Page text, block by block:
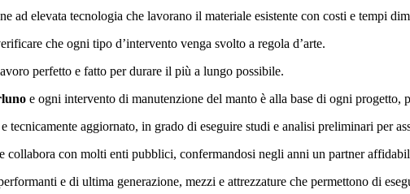
ad elevata tecnologia che lavorano il materiale esistente con costi e tempi
che ogni tipo d’intervento venga svolto a regola d’arte.
perfetto e fatto per durare il più a lungo possibile.
e ogni intervento di manutenzione del manto è alla base di ogni progetto,
tecnicamente aggiornato, in grado di eseguire studi e analisi preliminari per
collabora con molti enti pubblici, confermandosi negli anni un partner
e di ultima generazione, mezzi e attrezzature che permettono di